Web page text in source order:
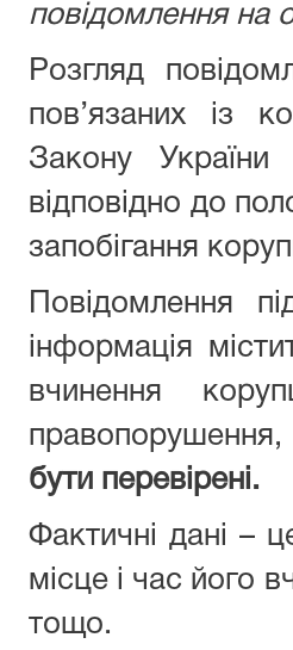
повідомлення на
Розгляд
пов’язаних із
Закону України
відповідно до
запобігання
Повідомлення
інформація
вчинення
бути перевірені.
Фактичні дані –
місце і час його
тощо.